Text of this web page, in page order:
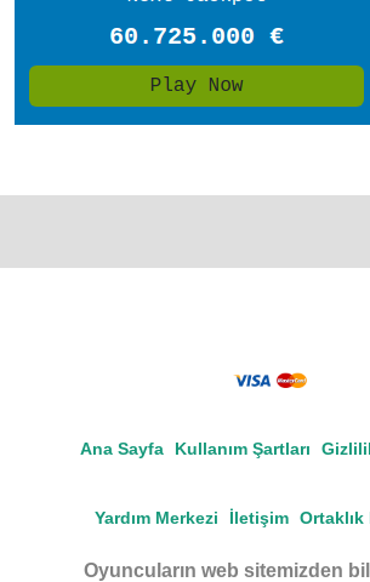
Ana Sayfa Kullanım Şartları
Yardım Merkezi İletişim Ortaklık
Oyuncuların web sitemizden